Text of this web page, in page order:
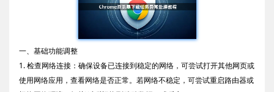
一、基础功能调整
1. 检查网络连接：确保设备已连接到稳定的网络，可尝试打开其他网页或
使用网络应用，查看网络是否正常。若网络不稳定，可尝试重启路由器或